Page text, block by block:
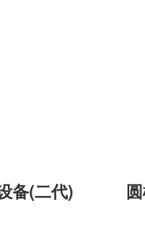
备(二代)